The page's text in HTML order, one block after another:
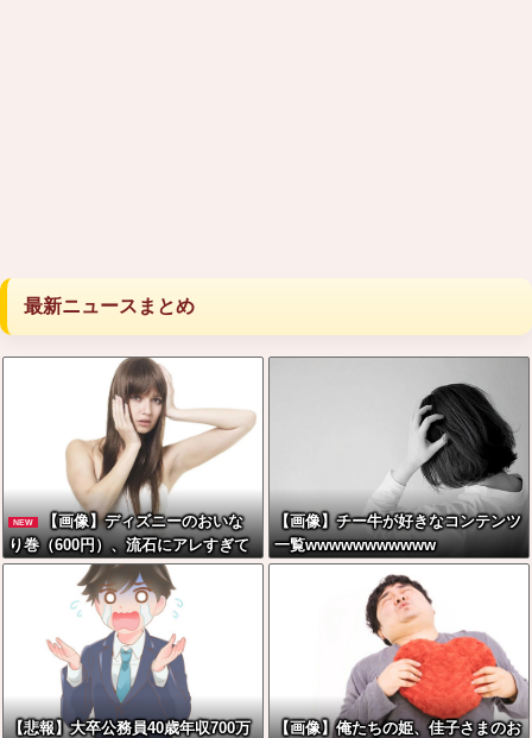
最新ニュースまとめ
NEW
【画像】ディズニーのおいな
り巻（600円）、流石にアレすぎて
賛否両論の大炎上をしてしまうw w
w w w w w
【画像】チー牛が好きなコンテンツ
一覧wwwwwwwwwww
【悲報】大卒公務員40歳年収700万
【画像】俺たちの姫、佳子さまのお